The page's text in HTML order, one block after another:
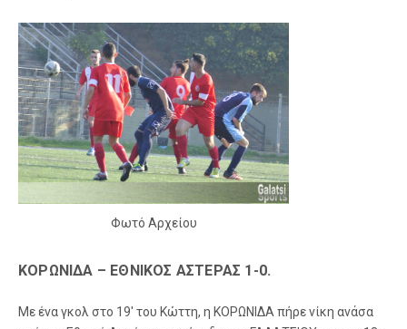
Φωτό Αρχείου
ΚΟΡΩΝΙΔΑ – ΕΘΝΙΚΟΣ ΑΣΤΕΡΑΣ 1-0.
Με ένα γκολ στο 19′ του Κώττη, η ΚΟΡΩΝΙΔΑ πήρε νίκη ανάσα